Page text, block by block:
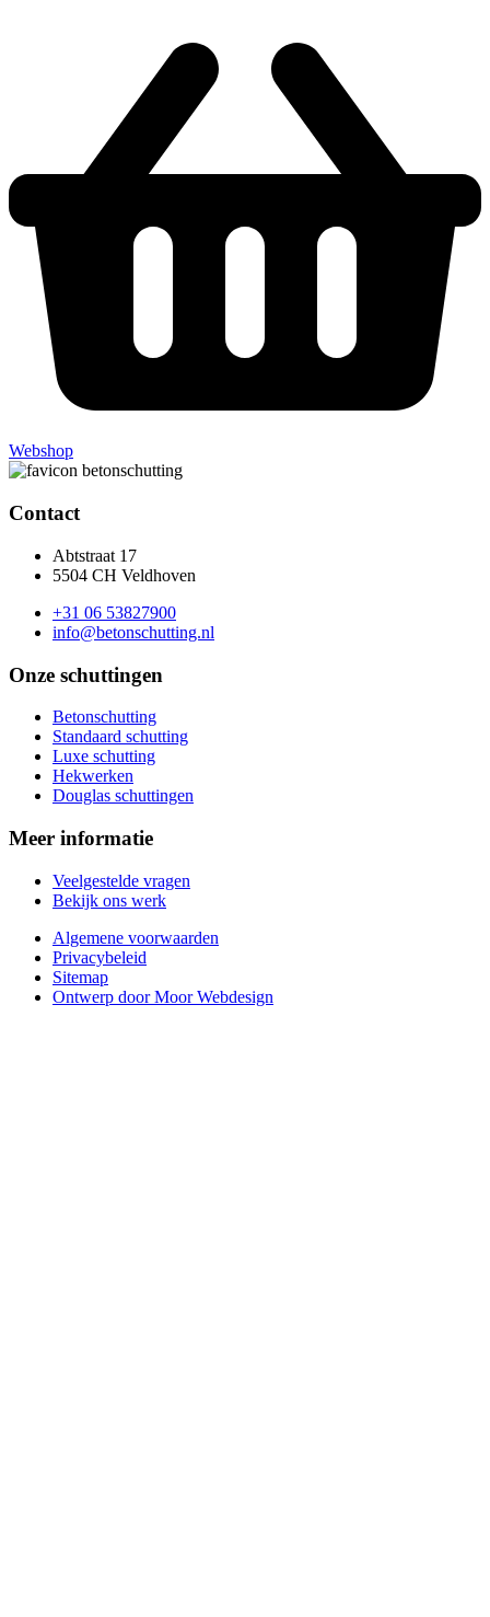
Webshop
Contact
Abtstraat 17
5504 CH Veldhoven
+31 06 53827900
info@betonschutting.nl
Onze schuttingen
Betonschutting
Standaard schutting
Luxe schutting
Hekwerken
Douglas schuttingen
Meer informatie
Veelgestelde vragen
Bekijk ons werk
Algemene voorwaarden
Privacybeleid
Sitemap
Ontwerp door Moor Webdesign